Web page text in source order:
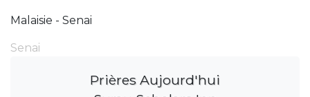
Malaisie - Senai
Senai
Prières Aujourd'hui